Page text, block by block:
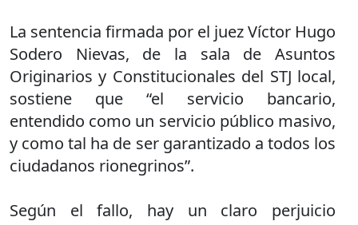
La sentencia firmada por el juez Víctor Hugo
Sodero Nievas, de la sala de Asuntos
Originarios y Constitucionales del STJ local,
sostiene que “el servicio bancario,
entendido como un servicio público masivo,
y como tal ha de ser garantizado a todos los
ciudadanos rionegrinos”.
Según el fallo, hay un claro perjuicio